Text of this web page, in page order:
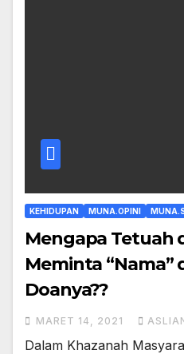
KEHIDUPAN MUNA.OPINI
Mengapa Tetuah
Meminta “Nama”
Doanya??
MARET 14, 2021
Dalam Khazanah